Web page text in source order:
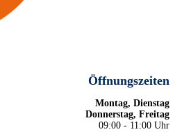
Öffnungszeiten
Montag, Dienstag
Donnerstag, Freitag
09:00 - 11:00 Uhr